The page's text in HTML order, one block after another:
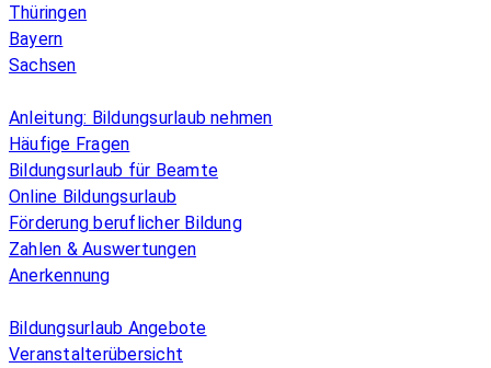
Thüringen
Bayern
Sachsen
Anleitung: Bildungsurlaub nehmen
Häufige Fragen
Bildungsurlaub für Beamte
Online Bildungsurlaub
Förderung beruflicher Bildung
Zahlen & Auswertungen
Anerkennung
Bildungsurlaub Angebote
Veranstalterübersicht